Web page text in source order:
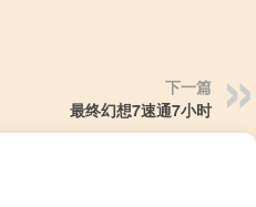
下一篇
最终幻想7速通7小时